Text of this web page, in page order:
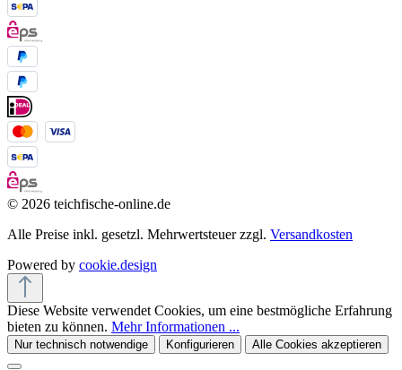
© 2026 teichfische-online.de
Alle Preise inkl. gesetzl. Mehrwertsteuer zzgl. Versandkosten
Powered by cookie.design
Diese Website verwendet Cookies, um eine bestmögliche Erfahrung
bieten zu können. Mehr Informationen ...
Nur technisch notwendige Konfigurieren Alle Cookies akzeptieren